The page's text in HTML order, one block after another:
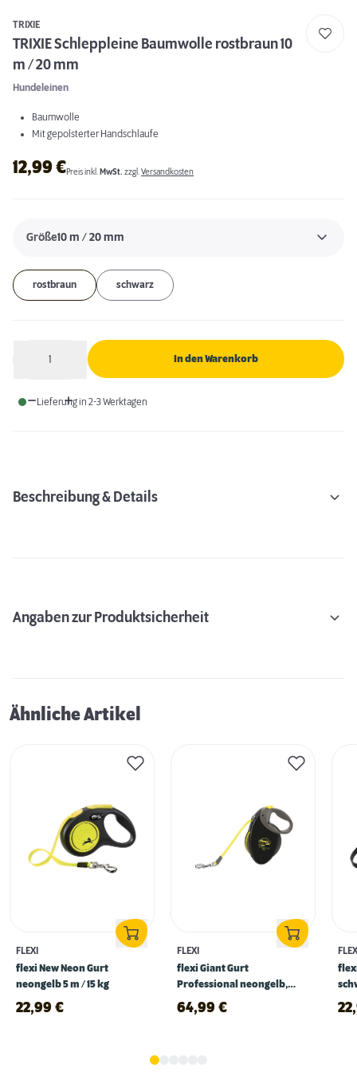
TRIXIE
TRIXIE Schleppleine Baumwolle rostbraun 10
m / 20 mm
Hundeleinen
Baumwolle
Mit gepolsterter Handschlaufe
12,99€Preis inkl. MwSt. zzgl.Versandkosten
Größe10 m / 20 mm
rostbraun schwarz
1 In den Warenkorb
Lieferung in 2-3 Werktagen
Beschreibung & Details
Angaben zur Produktsicherheit
Ähnliche Artikel
FLEXI
flexi New Neon Gurt
neongelb 5 m / 15 kg
22,99 €
FLEXI
flexi Giant Gurt
Professional neongelb,
schwarz
64,99 €